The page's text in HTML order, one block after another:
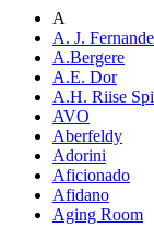
A
A. J.
A.Bergere
A.E. Dor
A.H. Riise
AVO
Aberfeldy
Adorini
Aficionado
Afidano
Aging Room